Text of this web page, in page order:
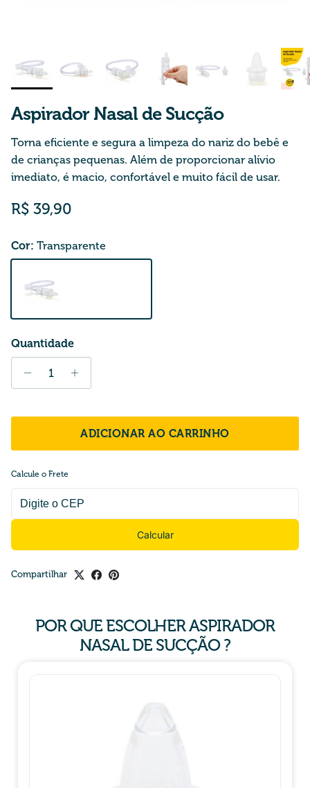
Aspirador Nasal de Sucção
Torna eficiente e segura a limpeza do nariz do bebê e
de crianças pequenas. Além de proporcionar alívio
imediato, é macio, confortável e muito fácil de usar.
Preço normal
R$ 39,90
Cor: Transparente
Transparente
Quantidade
ADICIONAR AO CARRINHO
Calcule o Frete
Calcular
Compartilhar
POR QUE ESCOLHER ASPIRADOR
NASAL DE SUCÇÃO ?